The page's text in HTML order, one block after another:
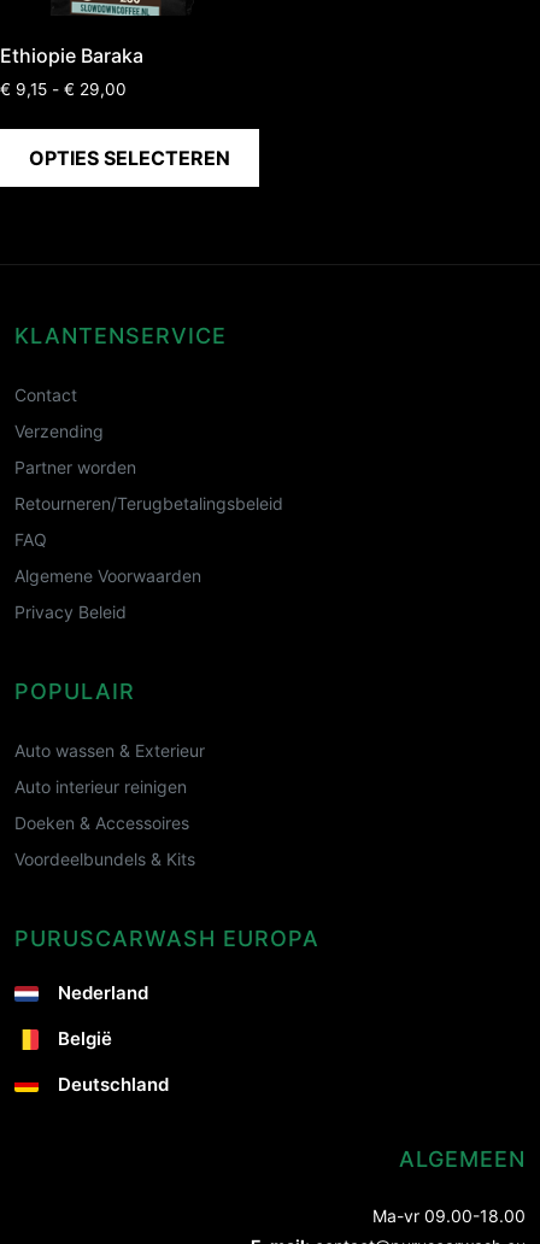
Ethiopie Baraka
€ 9,15 - € 29,00
OPTIES SELECTEREN
KLANTENSERVICE
Contact
Verzending
Partner worden
Retourneren/Terugbetalingsbeleid
FAQ
Algemene Voorwaarden
Privacy Beleid
POPULAIR
Auto wassen & Exterieur
Auto interieur reinigen
Doeken & Accessoires
Voordeelbundels & Kits
PURUSCARWASH EUROPA
Nederland
België
Deutschland
ALGEMEEN
Ma-vr 09.00-18.00